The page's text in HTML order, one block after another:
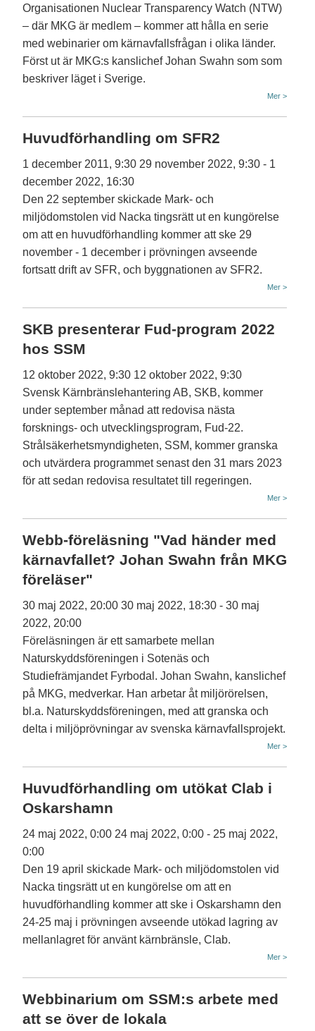
Organisationen Nuclear Transparency Watch (NTW)
– där MKG är medlem – kommer att hålla en serie
med webinarier om kärnavfallsfrågan i olika länder.
Först ut är MKG:s kanslichef Johan Swahn som som
beskriver läget i Sverige.
Mer >
Huvudförhandling om SFR2
1 december 2011, 9:30 29 november 2022, 9:30 - 1
december 2022, 16:30
Den 22 september skickade Mark- och
miljödomstolen vid Nacka tingsrätt ut en kungörelse
om att en huvudförhandling kommer att ske 29
november - 1 december i prövningen avseende
fortsatt drift av SFR, och byggnationen av SFR2.
Mer >
SKB presenterar Fud-program 2022
hos SSM
12 oktober 2022, 9:30 12 oktober 2022, 9:30
Svensk Kärnbränslehantering AB, SKB, kommer
under september månad att redovisa nästa
forsknings- och utvecklingsprogram, Fud-22.
Strålsäkerhetsmyndigheten, SSM, kommer granska
och utvärdera programmet senast den 31 mars 2023
för att sedan redovisa resultatet till regeringen.
Mer >
Webb-föreläsning "Vad händer med
kärnavfallet? Johan Swahn från MKG
föreläser"
30 maj 2022, 20:00 30 maj 2022, 18:30 - 30 maj
2022, 20:00
Föreläsningen är ett samarbete mellan
Naturskyddsföreningen i Sotenäs och
Studiefrämjandet Fyrbodal. Johan Swahn, kanslichef
på MKG, medverkar. Han arbetar åt miljörörelsen,
bl.a. Naturskyddsföreningen, med att granska och
delta i miljöprövningar av svenska kärnavfallsprojekt.
Mer >
Huvudförhandling om utökat Clab i
Oskarshamn
24 maj 2022, 0:00 24 maj 2022, 0:00 - 25 maj 2022,
0:00
Den 19 april skickade Mark- och miljödomstolen vid
Nacka tingsrätt ut en kungörelse om att en
huvudförhandling kommer att ske i Oskarshamn den
24-25 maj i prövningen avseende utökad lagring av
mellanlagret för använt kärnbränsle, Clab.
Mer >
Webbinarium om SSM:s arbete med
att se över de lokala